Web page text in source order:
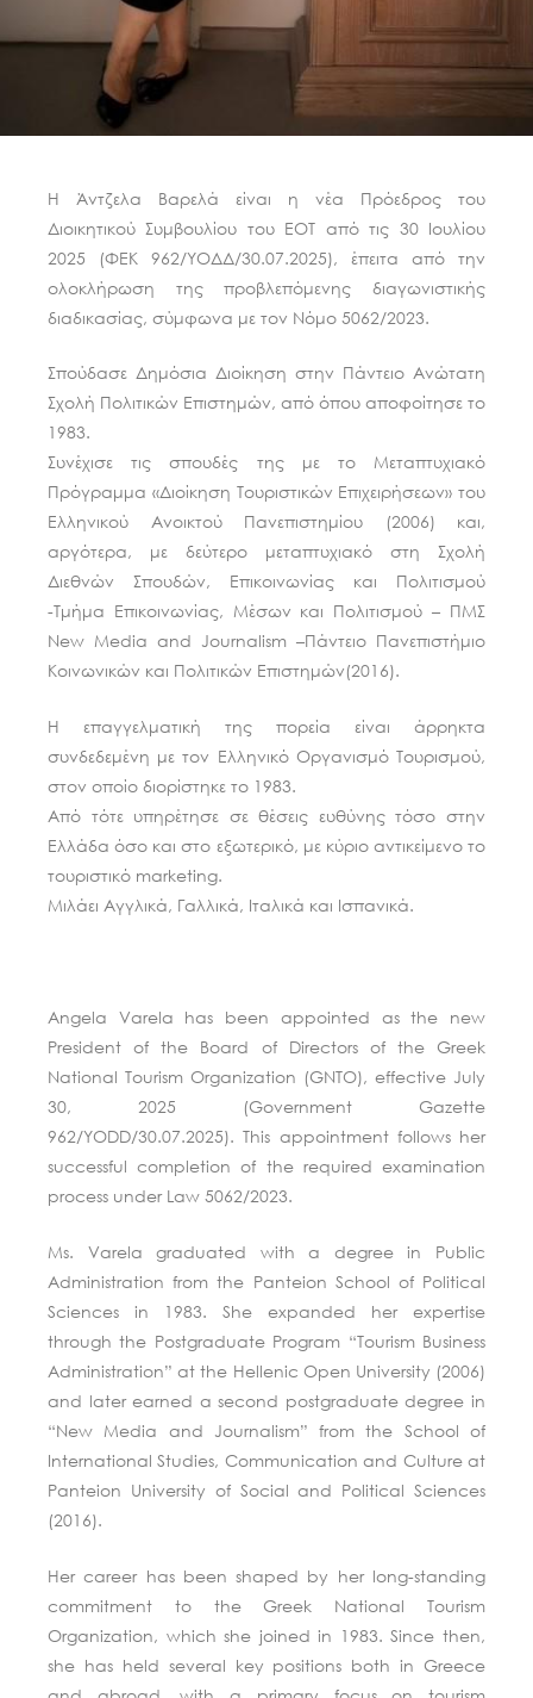
Η Άντζελα Βαρελά είναι η νέα Πρόεδρος του
Διοικητικού Συμβουλίου του ΕΟΤ από τις 30 Ιουλίου
2025 (ΦΕΚ 962/ΥΟΔΔ/30.07.2025), έπειτα από την
ολοκλήρωση της προβλεπόμενης διαγωνιστικής
διαδικασίας, σύμφωνα με τον Νόμο 5062/2023.
Σπούδασε Δημόσια Διοίκηση στην Πάντειο Ανώτατη
Σχολή Πολιτικών Επιστημών, από όπου αποφοίτησε το
1983.
Συνέχισε τις σπουδές της με το Μεταπτυχιακό
Πρόγραμμα «Διοίκηση Τουριστικών Επιχειρήσεων» του
Ελληνικού Ανοικτού Πανεπιστημίου (2006) και,
αργότερα, με δεύτερο μεταπτυχιακό στη Σχολή
Διεθνών Σπουδών, Επικοινωνίας και Πολιτισμού
-Τμήμα Επικοινωνίας, Μέσων και Πολιτισμού – ΠΜΣ
New Media and Journalism –Πάντειο Πανεπιστήμιο
Κοινωνικών και Πολιτικών Επιστημών(2016).
Η επαγγελματική της πορεία είναι άρρηκτα
συνδεδεμένη με τον Ελληνικό Οργανισμό Τουρισμού,
στον οποίο διορίστηκε το 1983.
Από τότε υπηρέτησε σε θέσεις ευθύνης τόσο στην
Ελλάδα όσο και στο εξωτερικό, με κύριο αντικείμενο το
τουριστικό marketing.
Μιλάει Αγγλικά, Γαλλικά, Ιταλικά και Ισπανικά.
Angela Varela has been appointed as the new
President of the Board of Directors of the Greek
National Tourism Organization (GNTO), effective July
30, 2025 (Government Gazette
962/YODD/30.07.2025). This appointment follows her
successful completion of the required examination
process under Law 5062/2023.
Ms. Varela graduated with a degree in Public
Administration from the Panteion School of Political
Sciences in 1983. She expanded her expertise
through the Postgraduate Program “Tourism Business
Administration” at the Hellenic Open University (2006)
and later earned a second postgraduate degree in
“New Media and Journalism” from the School of
International Studies, Communication and Culture at
Panteion University of Social and Political Sciences
(2016).
Her career has been shaped by her long-standing
commitment to the Greek National Tourism
Organization, which she joined in 1983. Since then,
she has held several key positions both in Greece